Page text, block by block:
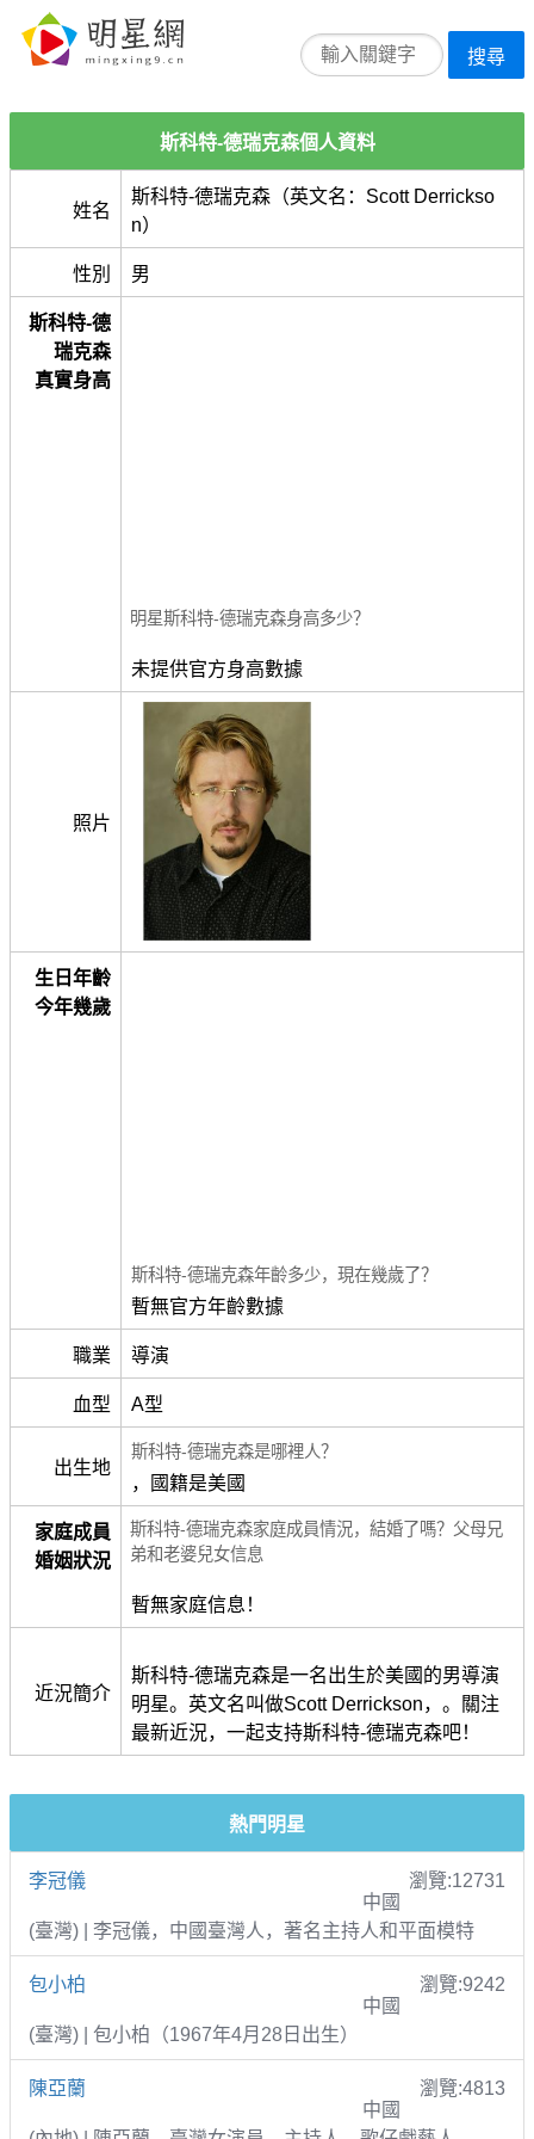
搜尋
斯科特-德瑞克森個人資料
姓名
斯科特-德瑞克森（英文名：Scott Derrickso
n）
性別 男
斯科特-德
瑞克森
真實身高
明星斯科特-德瑞克森身高多少？
未提供官方身高數據
照片
生日年齡
今年幾歲
斯科特-德瑞克森年齡多少，現在幾歲了？
暫無官方年齡數據
職業 導演
血型 A型
出生地
斯科特-德瑞克森是哪裡人？
，國籍是美國
家庭成員
婚姻狀況
斯科特-德瑞克森家庭成員情況，結婚了嗎？父母兄
弟和老婆兒女信息
暫無家庭信息！
近況簡介
斯科特-德瑞克森是一名出生於美國的男導演
明星。英文名叫做Scott Derrickson，。關注
最新近況，一起支持斯科特-德瑞克森吧！
熱門明星
李冠儀
瀏覽:12731
中國
(臺灣) | 李冠儀，中國臺灣人，著名主持人和平面模特
包小柏
瀏覽:9242
中國
(臺灣) | 包小柏（1967年4月28日出生）
陳亞蘭
瀏覽:4813
中國